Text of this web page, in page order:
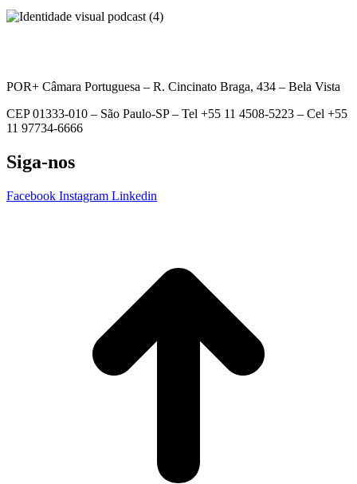
POR+ Câmara Portuguesa – R. Cincinato Braga, 434 – Bela Vista
CEP 01333-010 – São Paulo-SP – Tel +55 11 4508-5223 – Cel +55
11 97734-6666
Siga-nos
Facebook Instagram Linkedin